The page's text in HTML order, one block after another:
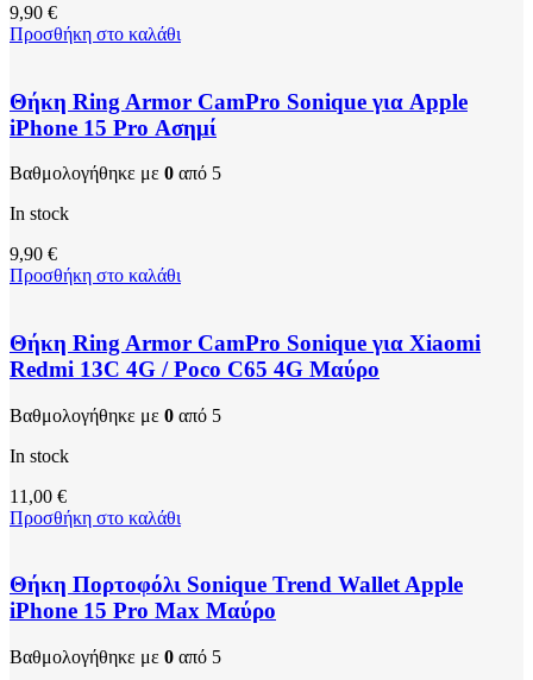
9,90 €
Προσθήκη στο καλάθι
Θήκη Ring Armor CamPro Sonique για Apple
iPhone 15 Pro Ασημί
Βαθμολογήθηκε με 0 από 5
In stock
9,90 €
Προσθήκη στο καλάθι
Θήκη Ring Armor CamPro Sonique για Xiaomi
Redmi 13C 4G / Poco C65 4G Μαύρο
Βαθμολογήθηκε με 0 από 5
In stock
11,00 €
Προσθήκη στο καλάθι
Θήκη Πορτοφόλι Sonique Trend Wallet Apple
iPhone 15 Pro Max Μαύρο
Βαθμολογήθηκε με 0 από 5